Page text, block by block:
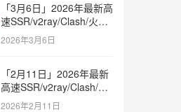
「3月6日」2026年最新高
速SSR/v2ray/Clash/火箭
节点免费分享
2026年3月6日
「2月11日」2026年最新
高速SSR/v2ray/Clash/火
箭节点免费分享
2026年2月11日